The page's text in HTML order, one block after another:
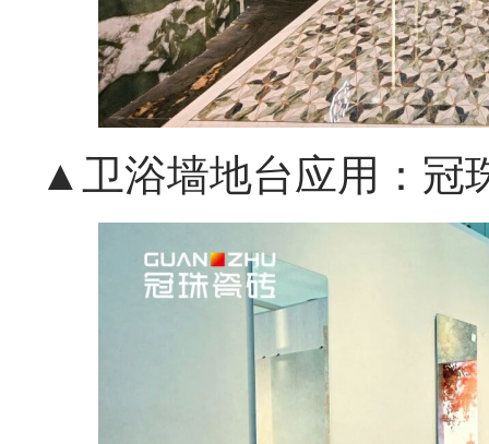
▲卫浴墙地台应用：冠